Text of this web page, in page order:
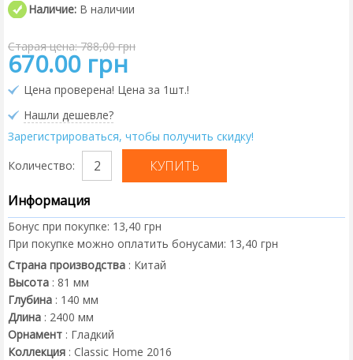
Наличие: В наличии
Старая цена: 788,00 грн
670.00 грн
Цена проверена! Цена за 1шт.!
Нашли дешевле?
Зарегистрироваться, чтобы получить скидку!
Количество:
Информация
Бонус при покупке: 13,40 грн
При покупке можно оплатить бонусами: 13,40 грн
Страна производства : Китай
Высота : 81 мм
Глубина : 140 мм
Длина : 2400 мм
Орнамент : Гладкий
Коллекция : Classic Home 2016